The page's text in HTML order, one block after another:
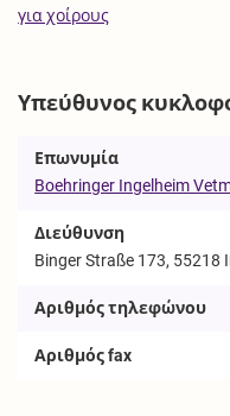
για χοίρους
Υπεύθυνος
Επωνυμία
Boehringer Ingelheim
Διεύθυνση
Binger Straße 173, 55218
Αριθμός τηλεφώνου
Αριθμός fax